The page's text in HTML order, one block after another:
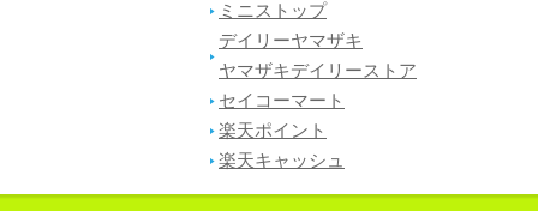
ミニストップ
デイリーヤマザキ
ヤマザキデイリーストア
セイコーマート
楽天ポイント
楽天キャッシュ